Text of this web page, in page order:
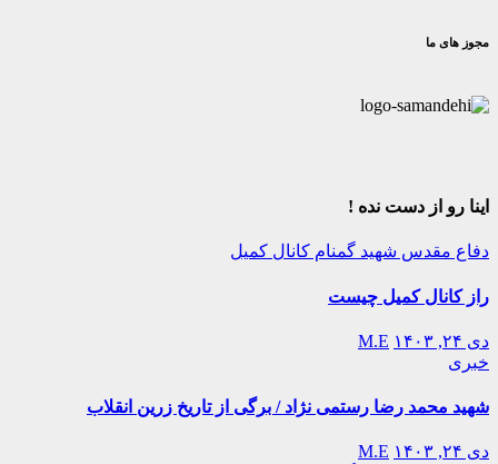
مجوز های ما
اینا رو از دست نده !
دفاع مقدس شهید گمنام کانال کمیل
راز کانال کمیل چیست
دی ۲۴, ۱۴۰۳
M.E
خبری
شهید محمد رضا رستمی نژاد / برگی از تاریخ زرین انقلاب
دی ۲۴, ۱۴۰۳
M.E